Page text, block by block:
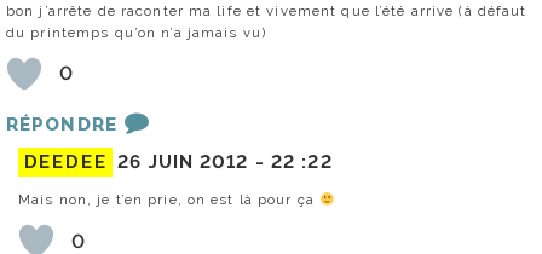
bon j’arrête de raconter ma life et vivement que l’été arrive (à défaut
du printemps qu’on n’a jamais vu)
0
RÉPONDRE
DEEDEE 26 JUIN 2012 - 22 :22
Mais non, je t’en prie, on est là pour ça
0